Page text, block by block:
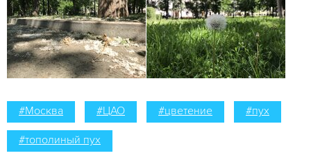
#Москва #ЦАО #цветение #пух
#тополиный пух